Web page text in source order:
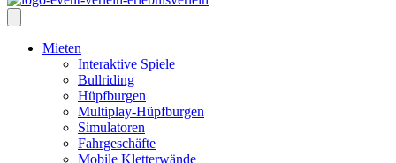
Mieten
Interaktive Spiele
Bullriding
Hüpfburgen
Multiplay-Hüpfburgen
Simulatoren
Fahrgeschäfte
Mobile Kletterwände